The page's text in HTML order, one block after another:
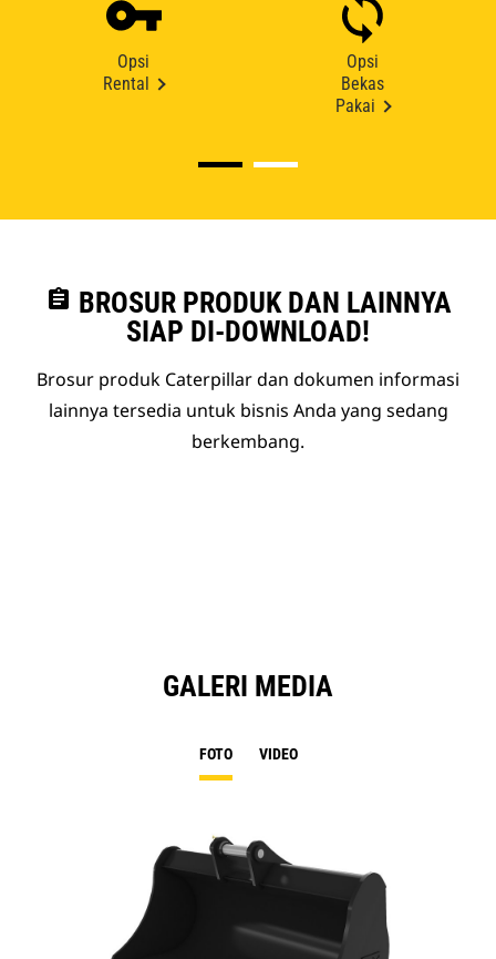
Opsi
Rental
Opsi
Bekas
Pakai
assignment BROSUR PRODUK DAN LAINNYA
SIAP DI-DOWNLOAD!
Brosur produk Caterpillar dan dokumen informasi
lainnya tersedia untuk bisnis Anda yang sedang
berkembang.
GALERI MEDIA
FOTO VIDEO